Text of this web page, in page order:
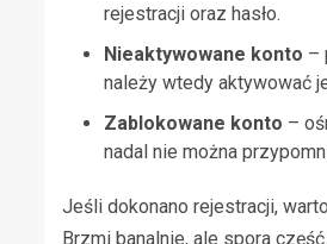
rejestracji oraz hasło.
Nieaktywowane konto –
należy wtedy aktywować
Zablokowane konto –
nadal nie można
Jeśli dokonano rejestracji,
Brzmi banalnie, ale spora